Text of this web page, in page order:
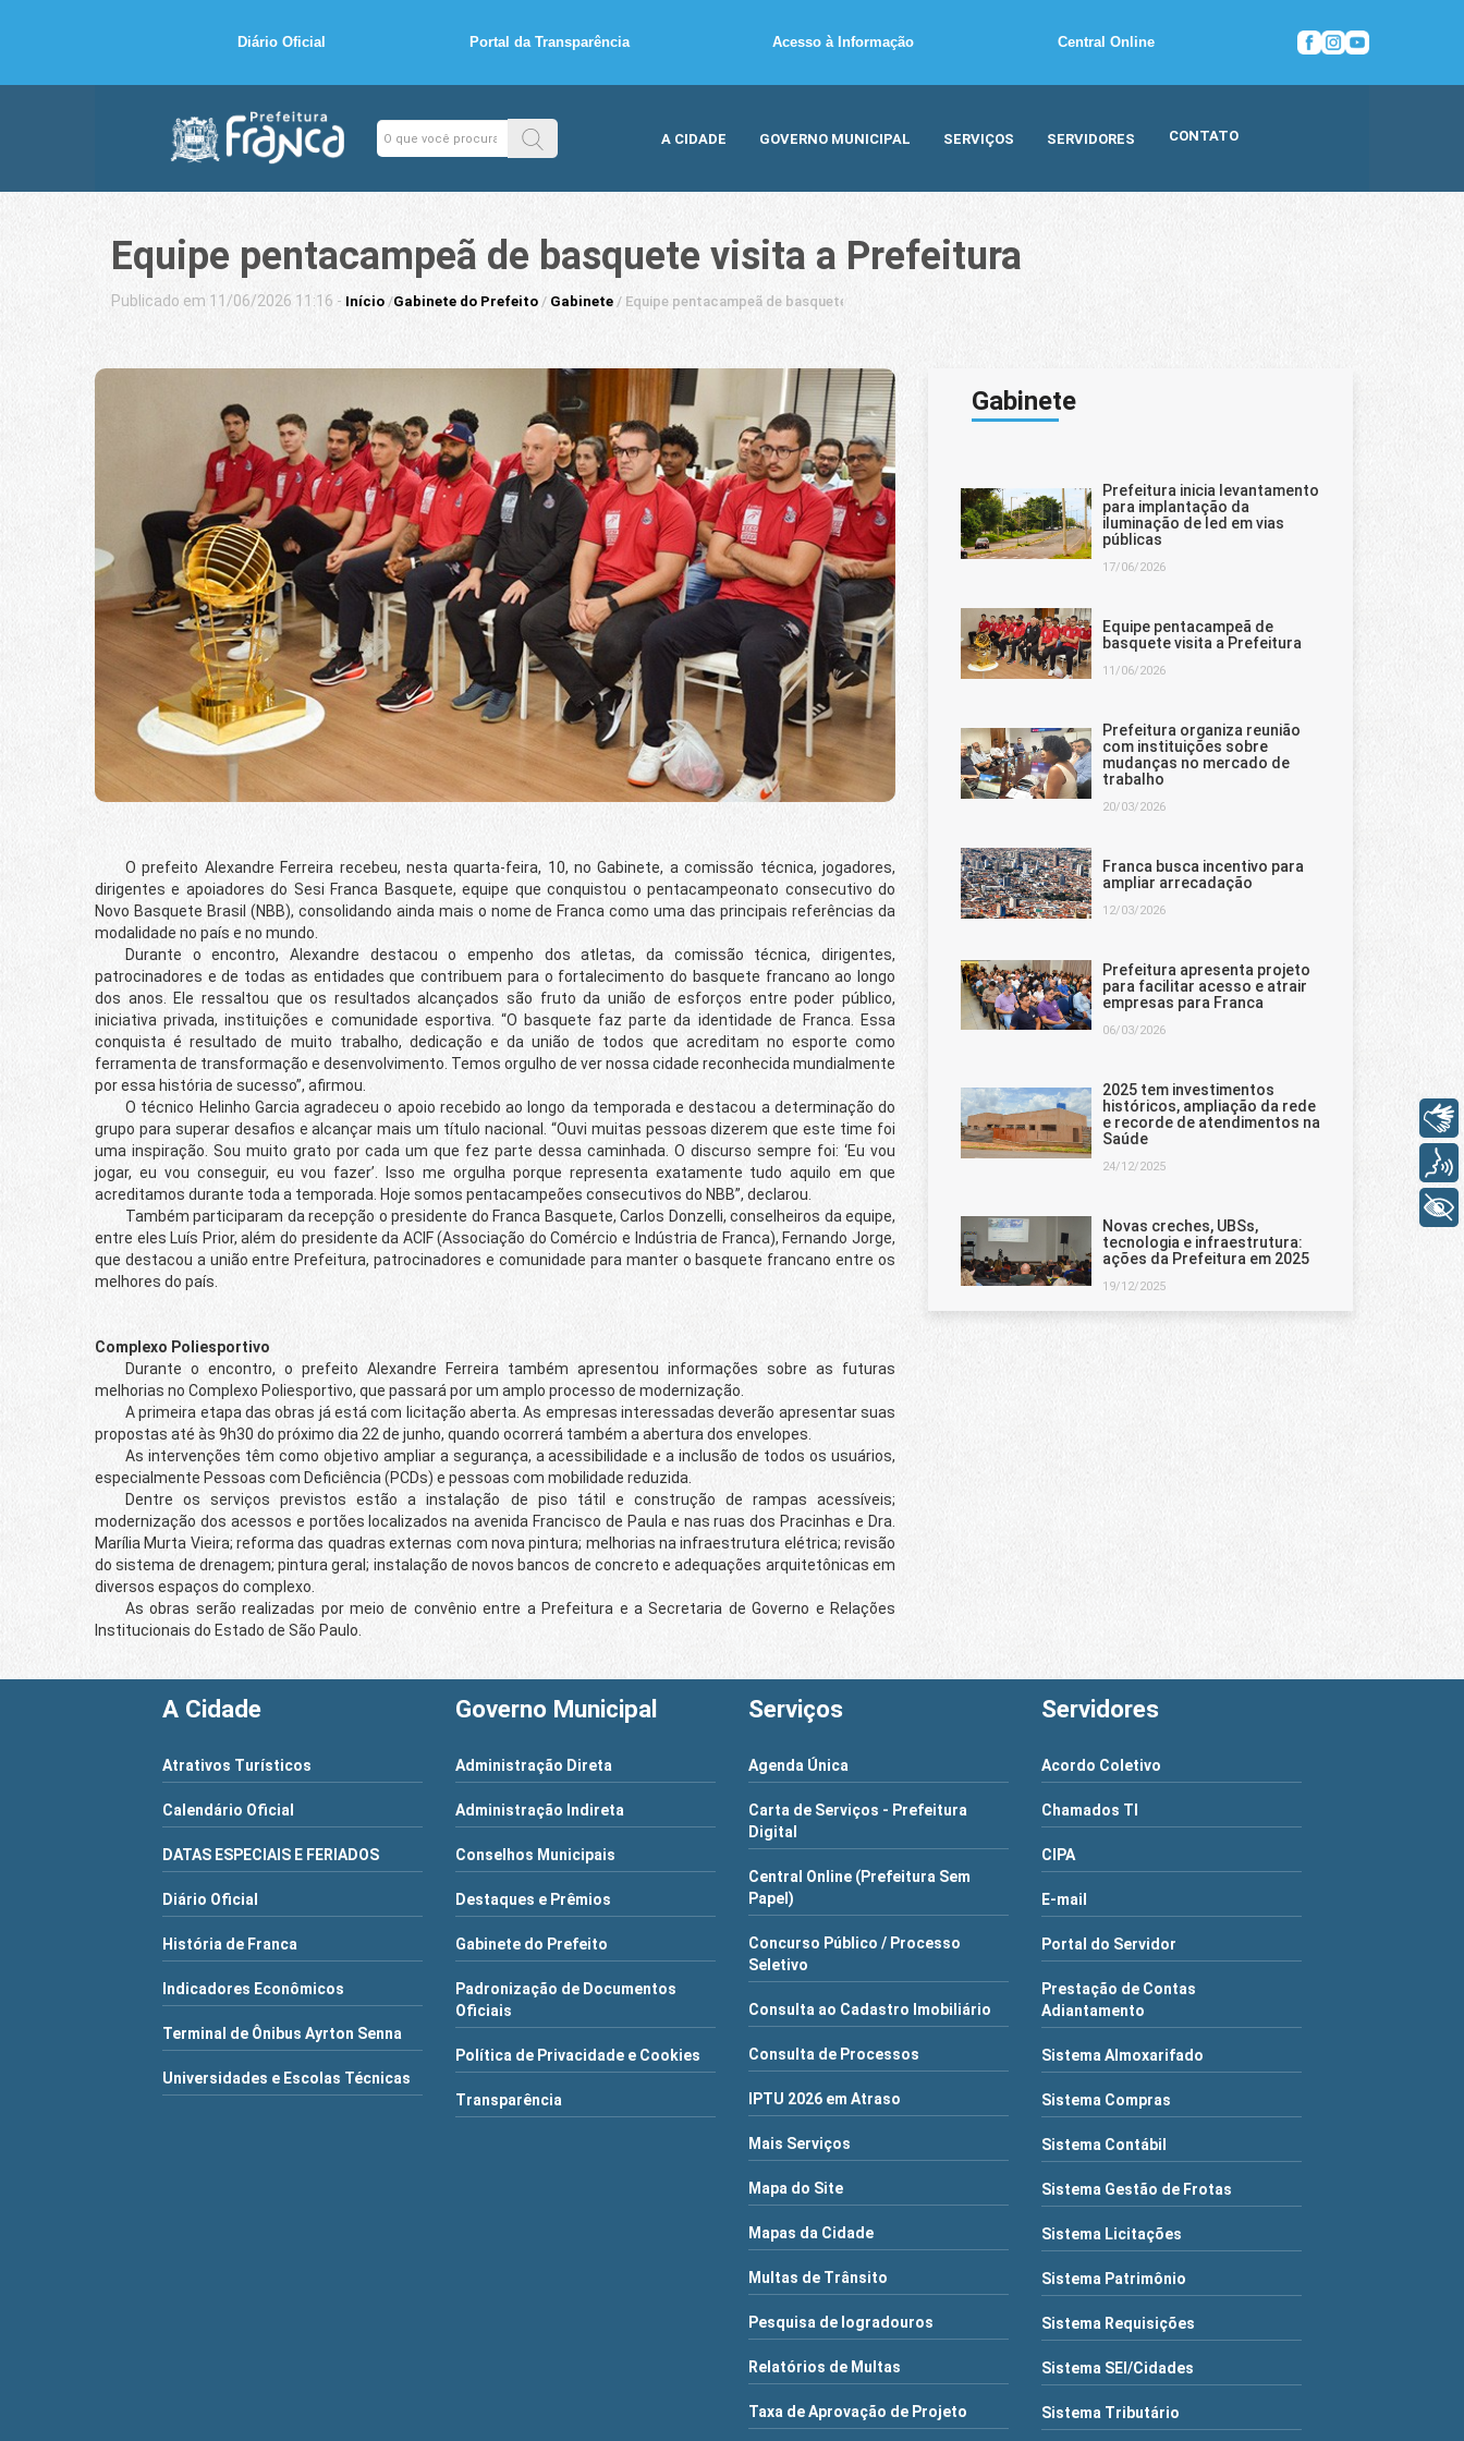
Diário Oficial Portal da Transparência Acesso à Informação Central Online
A CIDADE GOVERNO MUNICIPAL SERVIÇOS SERVIDORES CONTATO
Equipe pentacampeã de basquete visita a Prefeitura
Publicado em 11/06/2026 11:16 - Início /Gabinete do Prefeito / Gabinete / Equipe pentacampeã de basquete visita a Prefeitura
O prefeito Alexandre Ferreira recebeu, nesta quarta-feira, 10, no Gabinete, a comissão técnica, jogadores,
dirigentes e apoiadores do Sesi Franca Basquete, equipe que conquistou o pentacampeonato consecutivo do
Novo Basquete Brasil (NBB), consolidando ainda mais o nome de Franca como uma das principais referências da
modalidade no país e no mundo.
Durante o encontro, Alexandre destacou o empenho dos atletas, da comissão técnica, dirigentes,
patrocinadores e de todas as entidades que contribuem para o fortalecimento do basquete francano ao longo
dos anos. Ele ressaltou que os resultados alcançados são fruto da união de esforços entre poder público,
iniciativa privada, instituições e comunidade esportiva. “O basquete faz parte da identidade de Franca. Essa
conquista é resultado de muito trabalho, dedicação e da união de todos que acreditam no esporte como
ferramenta de transformação e desenvolvimento. Temos orgulho de ver nossa cidade reconhecida mundialmente
por essa história de sucesso”, afirmou.
O técnico Helinho Garcia agradeceu o apoio recebido ao longo da temporada e destacou a determinação do
grupo para superar desafios e alcançar mais um título nacional. “Ouvi muitas pessoas dizerem que este time foi
uma inspiração. Sou muito grato por cada um que fez parte dessa caminhada. O discurso sempre foi: ‘Eu vou
jogar, eu vou conseguir, eu vou fazer’. Isso me orgulha porque representa exatamente tudo aquilo em que
acreditamos durante toda a temporada. Hoje somos pentacampeões consecutivos do NBB”, declarou.
Também participaram da recepção o presidente do Franca Basquete, Carlos Donzelli, conselheiros da equipe,
entre eles Luís Prior, além do presidente da ACIF (Associação do Comércio e Indústria de Franca), Fernando Jorge,
que destacou a união entre Prefeitura, patrocinadores e comunidade para manter o basquete francano entre os
melhores do país.
Complexo Poliesportivo
Durante o encontro, o prefeito Alexandre Ferreira também apresentou informações sobre as futuras
melhorias no Complexo Poliesportivo, que passará por um amplo processo de modernização.
A primeira etapa das obras já está com licitação aberta. As empresas interessadas deverão apresentar suas
propostas até às 9h30 do próximo dia 22 de junho, quando ocorrerá também a abertura dos envelopes.
As intervenções têm como objetivo ampliar a segurança, a acessibilidade e a inclusão de todos os usuários,
especialmente Pessoas com Deficiência (PCDs) e pessoas com mobilidade reduzida.
Dentre os serviços previstos estão a instalação de piso tátil e construção de rampas acessíveis;
modernização dos acessos e portões localizados na avenida Francisco de Paula e nas ruas dos Pracinhas e Dra.
Marília Murta Vieira; reforma das quadras externas com nova pintura; melhorias na infraestrutura elétrica; revisão
do sistema de drenagem; pintura geral; instalação de novos bancos de concreto e adequações arquitetônicas em
diversos espaços do complexo.
As obras serão realizadas por meio de convênio entre a Prefeitura e a Secretaria de Governo e Relações
Institucionais do Estado de São Paulo.
Gabinete
Prefeitura inicia levantamento
para implantação da
iluminação de led em vias
públicas
17/06/2026
Equipe pentacampeã de
basquete visita a Prefeitura
11/06/2026
Prefeitura organiza reunião
com instituições sobre
mudanças no mercado de
trabalho
20/03/2026
Franca busca incentivo para
ampliar arrecadação
12/03/2026
Prefeitura apresenta projeto
para facilitar acesso e atrair
empresas para Franca
06/03/2026
2025 tem investimentos
históricos, ampliação da rede
e recorde de atendimentos na
Saúde
24/12/2025
Novas creches, UBSs,
tecnologia e infraestrutura:
ações da Prefeitura em 2025
19/12/2025
A Cidade
Atrativos Turísticos
Calendário Oficial
DATAS ESPECIAIS E FERIADOS
Diário Oficial
História de Franca
Indicadores Econômicos
Terminal de Ônibus Ayrton Senna
Universidades e Escolas Técnicas
Governo Municipal
Administração Direta
Administração Indireta
Conselhos Municipais
Destaques e Prêmios
Gabinete do Prefeito
Padronização de Documentos
Oficiais
Política de Privacidade e Cookies
Transparência
Serviços
Agenda Única
Carta de Serviços - Prefeitura
Digital
Central Online (Prefeitura Sem
Papel)
Concurso Público / Processo
Seletivo
Consulta ao Cadastro Imobiliário
Consulta de Processos
IPTU 2026 em Atraso
Mais Serviços
Mapa do Site
Mapas da Cidade
Multas de Trânsito
Pesquisa de logradouros
Relatórios de Multas
Taxa de Aprovação de Projeto
Servidores
Acordo Coletivo
Chamados TI
CIPA
E-mail
Portal do Servidor
Prestação de Contas
Adiantamento
Sistema Almoxarifado
Sistema Compras
Sistema Contábil
Sistema Gestão de Frotas
Sistema Licitações
Sistema Patrimônio
Sistema Requisições
Sistema SEI/Cidades
Sistema Tributário